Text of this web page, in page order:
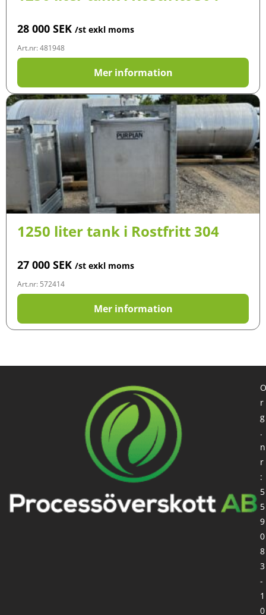
28 000 SEK /st exkl moms
Art.nr: 481948
Mer information
1250 liter tank i Rostfritt 304
27 000 SEK /st exkl moms
Art.nr: 572414
Mer information
O
r
g
.
n
r
:
5
5
9
0
8
3
-
1
0